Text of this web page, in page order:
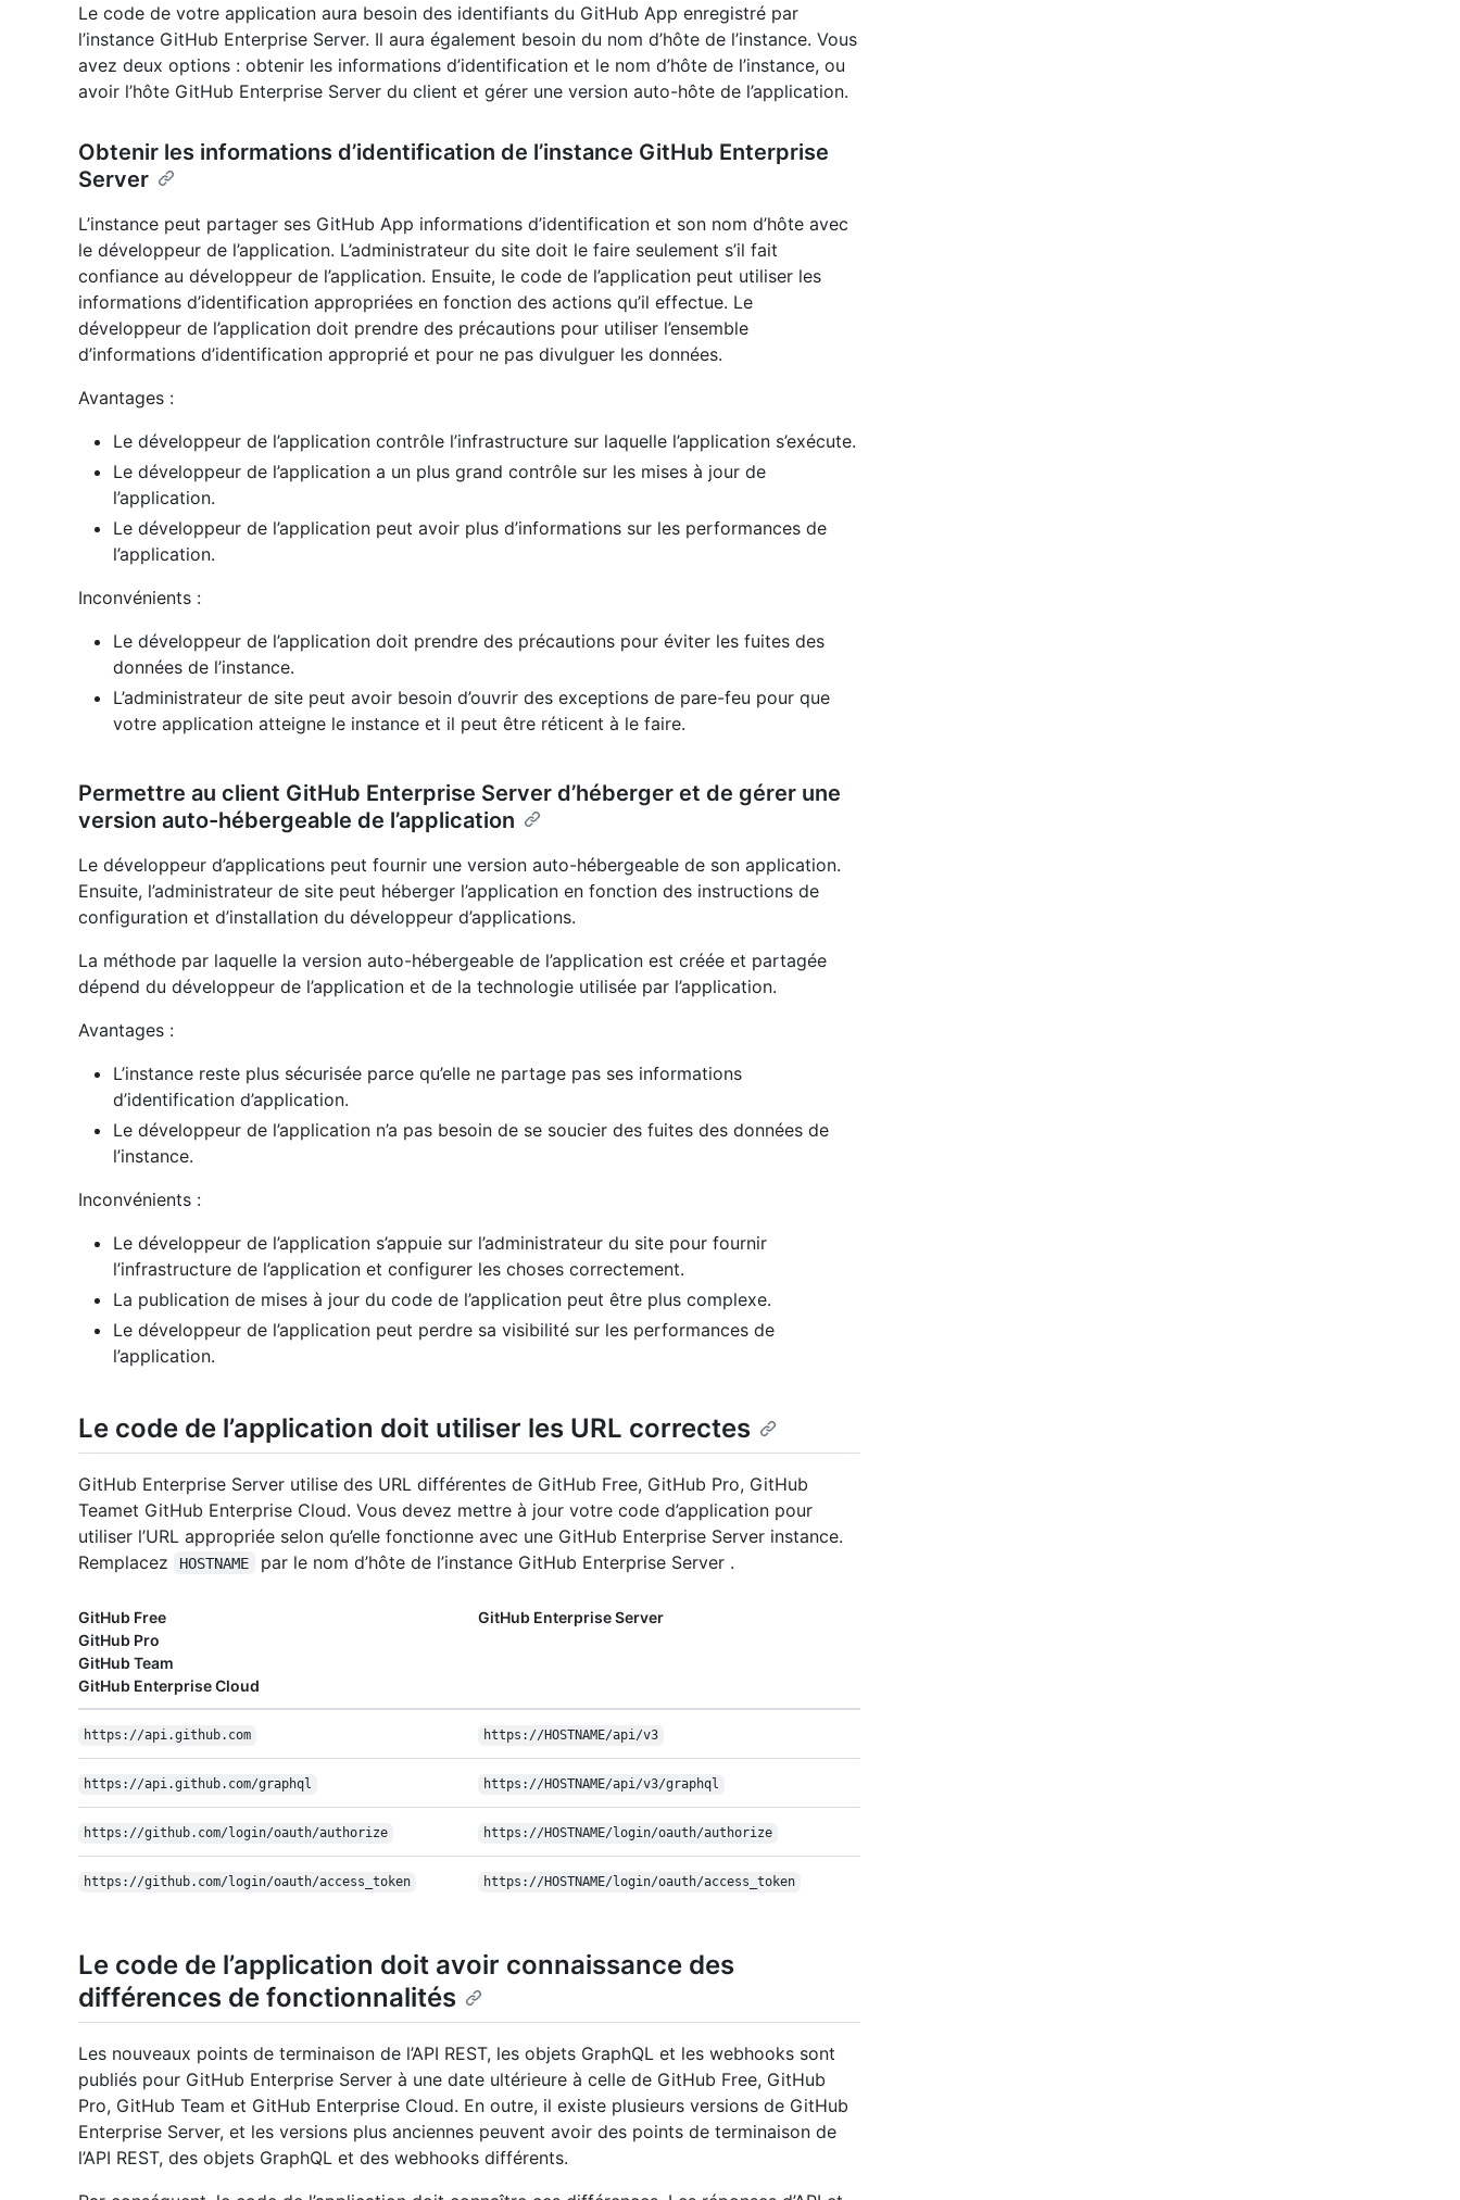
Le code de votre application aura besoin des identifiants du GitHub App enregistré par
l’instance GitHub Enterprise Server. Il aura également besoin du nom d’hôte de l’instance. Vous
avez deux options : obtenir les informations d’identification et le nom d’hôte de l’instance, ou
avoir l’hôte GitHub Enterprise Server du client et gérer une version auto-hôte de l’application.
Obtenir les informations d’identification de l’instance GitHub Enterprise
Server
L’instance peut partager ses GitHub App informations d’identification et son nom d’hôte avec
le développeur de l’application. L’administrateur du site doit le faire seulement s’il fait
confiance au développeur de l’application. Ensuite, le code de l’application peut utiliser les
informations d’identification appropriées en fonction des actions qu’il effectue. Le
développeur de l’application doit prendre des précautions pour utiliser l’ensemble
d’informations d’identification approprié et pour ne pas divulguer les données.
Avantages :
Le développeur de l’application contrôle l’infrastructure sur laquelle l’application s’exécute.
Le développeur de l’application a un plus grand contrôle sur les mises à jour de
l’application.
Le développeur de l’application peut avoir plus d’informations sur les performances de
l’application.
Inconvénients :
Le développeur de l’application doit prendre des précautions pour éviter les fuites des
données de l’instance.
L’administrateur de site peut avoir besoin d’ouvrir des exceptions de pare-feu pour que
votre application atteigne le instance et il peut être réticent à le faire.
Permettre au client GitHub Enterprise Server d’héberger et de gérer une
version auto-hébergeable de l’application
Le développeur d’applications peut fournir une version auto-hébergeable de son application.
Ensuite, l’administrateur de site peut héberger l’application en fonction des instructions de
configuration et d’installation du développeur d’applications.
La méthode par laquelle la version auto-hébergeable de l’application est créée et partagée
dépend du développeur de l’application et de la technologie utilisée par l’application.
Avantages :
L’instance reste plus sécurisée parce qu’elle ne partage pas ses informations
d’identification d’application.
Le développeur de l’application n’a pas besoin de se soucier des fuites des données de
l’instance.
Inconvénients :
Le développeur de l’application s’appuie sur l’administrateur du site pour fournir
l’infrastructure de l’application et configurer les choses correctement.
La publication de mises à jour du code de l’application peut être plus complexe.
Le développeur de l’application peut perdre sa visibilité sur les performances de
l’application.
Le code de l’application doit utiliser les URL correctes
GitHub Enterprise Server utilise des URL différentes de GitHub Free, GitHub Pro, GitHub
Teamet GitHub Enterprise Cloud. Vous devez mettre à jour votre code d’application pour
utiliser l’URL appropriée selon qu’elle fonctionne avec une GitHub Enterprise Server instance.
Remplacez
HOSTNAME par le nom d’hôte de l’instance GitHub Enterprise Server .
GitHub Free
GitHub Pro
GitHub Team
GitHub Enterprise Cloud
GitHub Enterprise Server
https://api.github.com https://HOSTNAME/api/v3
https://api.github.com/graphql https://HOSTNAME/api/v3/graphql
https://github.com/login/oauth/authorize https://HOSTNAME/login/oauth/authorize
https://github.com/login/oauth/access_token https://HOSTNAME/login/oauth/access_token
Le code de l’application doit avoir connaissance des
différences de fonctionnalités
Les nouveaux points de terminaison de l’API REST, les objets GraphQL et les webhooks sont
publiés pour GitHub Enterprise Server à une date ultérieure à celle de GitHub Free, GitHub
Pro, GitHub Team et GitHub Enterprise Cloud. En outre, il existe plusieurs versions de GitHub
Enterprise Server, et les versions plus anciennes peuvent avoir des points de terminaison de
l’API REST, des objets GraphQL et des webhooks différents.